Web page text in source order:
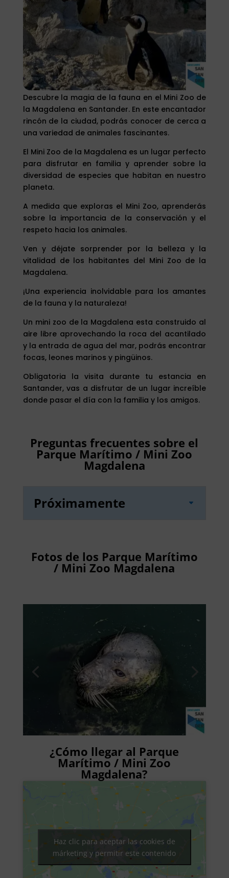
Descubre la magia de la fauna en el Mini Zoo de
la Magdalena en Santander. En este encantador
rincón de la ciudad, podrás conocer de cerca a
una variedad de animales fascinantes.
El Mini Zoo de la Magdalena es un lugar perfecto
para disfrutar en familia y aprender sobre la
diversidad de especies que habitan en nuestro
planeta.
A medida que exploras el Mini Zoo, aprenderás
sobre la importancia de la conservación y el
respeto hacia los animales.
Ven y déjate sorprender por la belleza y la
vitalidad de los habitantes del Mini Zoo de la
Magdalena.
¡Una experiencia inolvidable para los amantes
de la fauna y la naturaleza!
Un mini zoo de la Magdalena esta construido al
aire libre aprovechando la roca del acantilado
y la entrada de agua del mar, podrás encontrar
focas, leones marinos y pingüinos.
Obligatoria la visita durante tu estancia en
Santander, vas a disfrutar de un lugar increíble
donde pasar el día con la familia y los amigos.
Preguntas frecuentes sobre el
Parque Marítimo / Mini Zoo
Magdalena
Próximamente
Fotos de los Parque Marítimo
/ Mini Zoo Magdalena
¿Cómo llegar al Parque
Marítimo / Mini Zoo
Magdalena?
Haz clic para aceptar las cookies de
márketing y permitir este contenido